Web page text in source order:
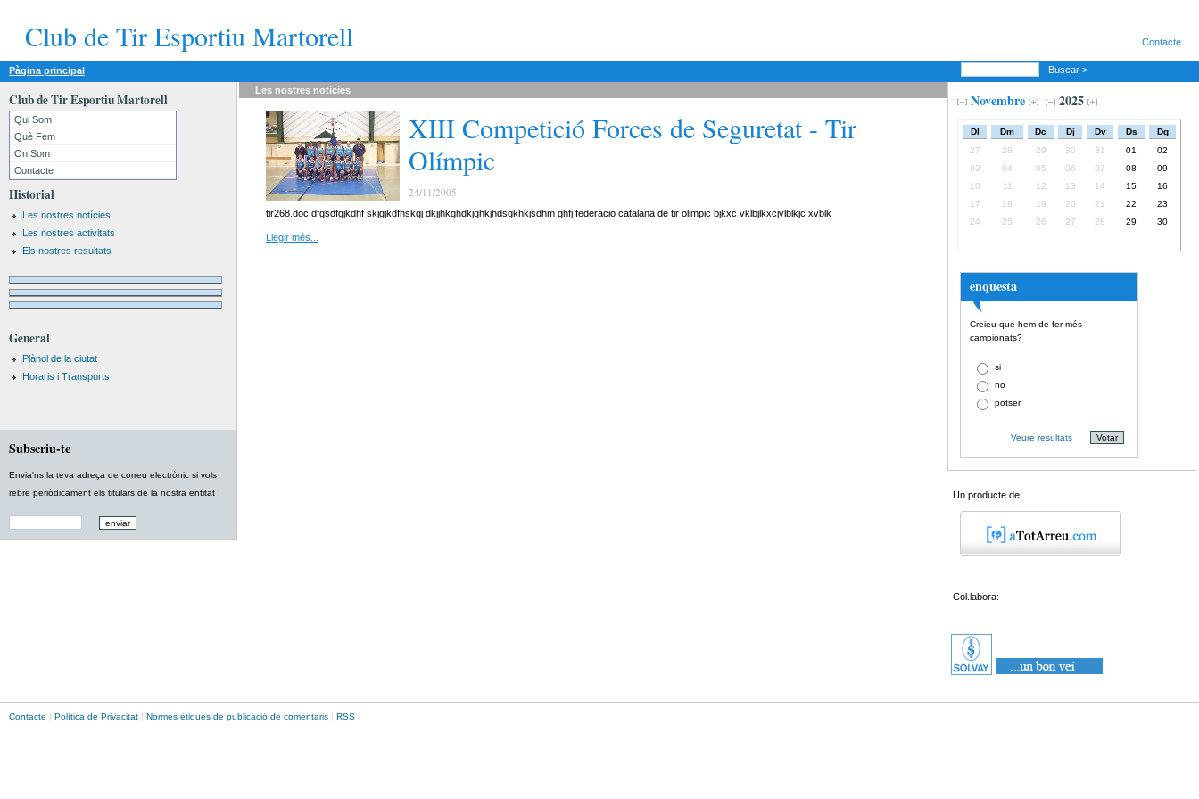
Club de Tir Esportiu Martorell Contacte
Pàgina principal Buscar >
Club de Tir Esportiu Martorell
Qui Som
Què Fem
On Som
Contacte
Historial
Les nostres notícies
Les nostres activitats
Els nostres resultats
General
Plànol de la ciutat
Horaris i Transports
Subscriu-te
Envia'ns la teva adreça de correu electrònic si vols
rebre periòdicament els titulars de la nostra entitat !
Les nostres noticies
XIII Competició Forces de Seguretat - Tir
Olímpic
24/11/2005
tir268.doc dfgsdfgjkdhf skjgjkdfhskgj dkjjhkghdkjghkjhdsgkhkjsdhm ghfj federacio catalana de tir olimpic bjkxc vklbjlkxcjvlblkjc xvblk
Llegir més...
Novembre 2025
Dl Dm Dc Dj Dv Ds
Dg
27
28 29 30 31 01
02
03
04 05 06 07 08
09
10
11 12 13 14 15
16
17
18 19 20 21 22
23
24
25 26 27 28 29 30
enquesta
Creieu que hem de fer més
campionats?
si
no
potser
Veure resultats
Un producte de:
Col.labora:
Contacte | Política de Privacitat | Normes ètiques de publicació de comentaris | RSS